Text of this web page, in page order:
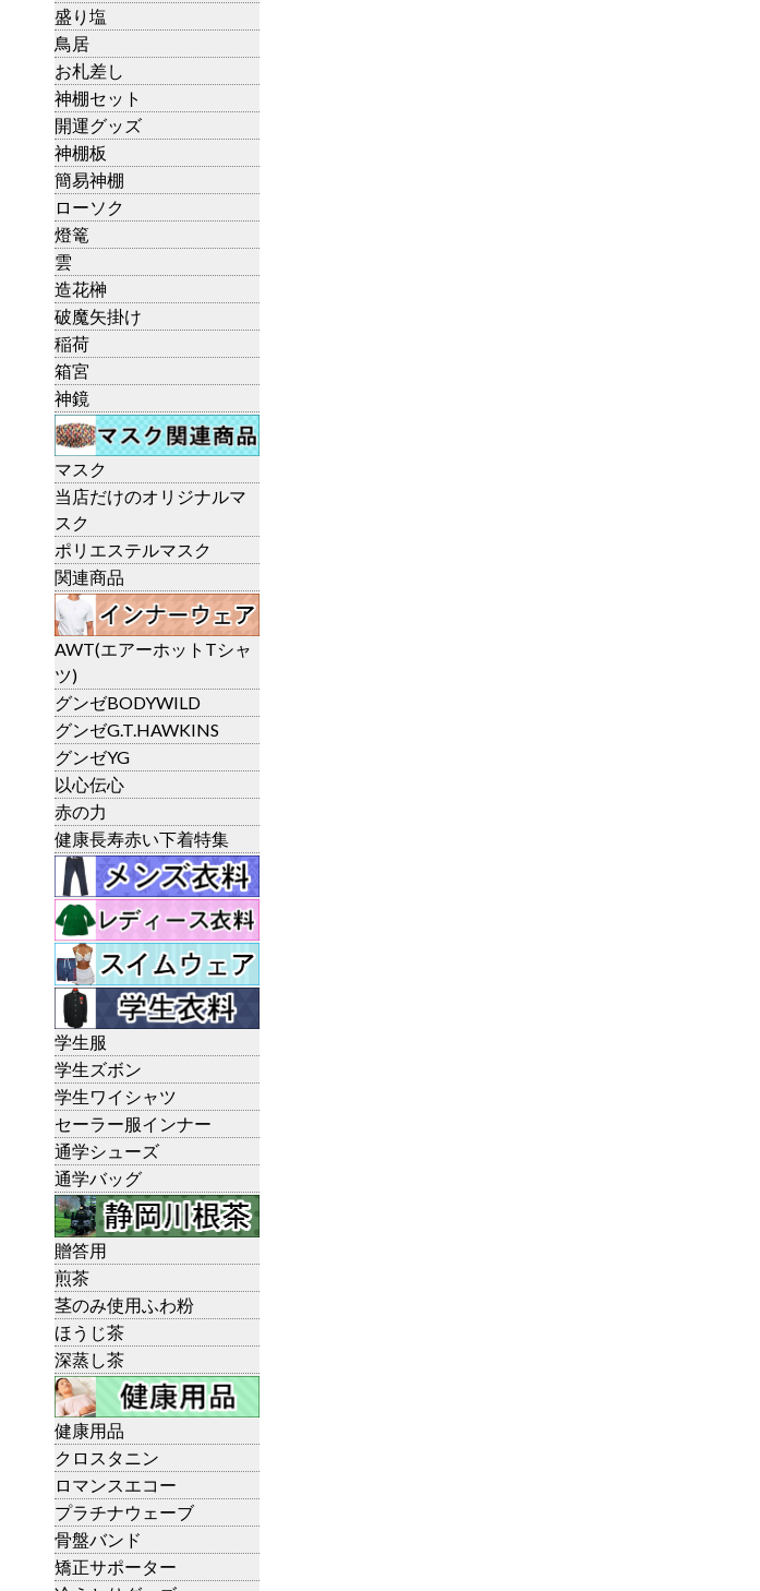
盛り塩
鳥居
お札差し
神棚セット
開運グッズ
神棚板
簡易神棚
ローソク
燈篭
雲
造花榊
破魔矢掛け
稲荷
箱宮
神鏡
マスク
当店だけのオリジナルマ
スク
ポリエステルマスク
関連商品
AWT(エアーホットTシャ
ツ)
グンゼBODYWILD
グンゼG.T.HAWKINS
グンゼYG
以心伝心
赤の力
健康長寿赤い下着特集
学生服
学生ズボン
学生ワイシャツ
セーラー服インナー
通学シューズ
通学バッグ
贈答用
煎茶
茎のみ使用ふわ粉
ほうじ茶
深蒸し茶
健康用品
クロスタニン
ロマンスエコー
プラチナウェーブ
骨盤バンド
矯正サポーター